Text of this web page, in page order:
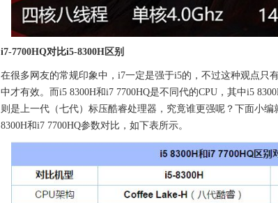
i7-7700HQ对比i5-8300H区别
在很多网友的常规印象中，i7一定是强于i5的，不过这种观点只
中才有效。而i5 8300H和i7 7700HQ是不同代的CPU，其中i5
则是上一代（七代）标压酷睿处理器，究竟谁更强呢？下面小
8300H和i7 7700HQ参数对比，如下表所示。